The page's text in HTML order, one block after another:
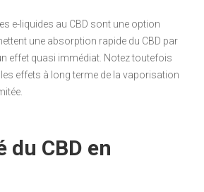
e-liquides au CBD sont une option
une absorption rapide du CBD par
effet quasi immédiat. Notez toutefois
effets à long terme de la vaporisation
du CBD en